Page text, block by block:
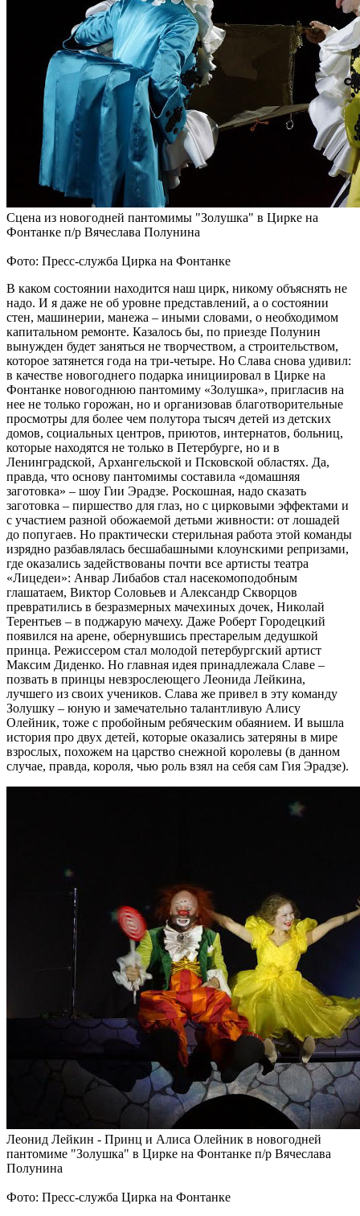
Сцена из новогодней пантомимы "Золушка" в Цирке на
Фонтанке п/р Вячеслава Полунина
Фото: Пресс-служба Цирка на Фонтанке
В каком состоянии находится наш цирк, никому объяснять не
надо. И я даже не об уровне представлений, а о состоянии
стен, машинерии, манежа – иными словами, о необходимом
капитальном ремонте. Казалось бы, по приезде Полунин
вынужден будет заняться не творчеством, а строительством,
которое затянется года на три-четыре. Но Слава снова удивил:
в качестве новогоднего подарка инициировал в Цирке на
Фонтанке новогоднюю пантомиму «Золушка», пригласив на
нее не только горожан, но и организовав благотворительные
просмотры для более чем полутора тысяч детей из детских
домов, социальных центров, приютов, интернатов, больниц,
которые находятся не только в Петербурге, но и в
Ленинградской, Архангельской и Псковской областях. Да,
правда, что основу пантомимы составила «домашняя
заготовка» – шоу Гии Эрадзе. Роскошная, надо сказать
заготовка – пиршество для глаз, но с цирковыми эффектами и
с участием разной обожаемой детьми живности: от лошадей
до попугаев. Но практически стерильная работа этой команды
изрядно разбавлялась бесшабашными клоунскими репризами,
где оказались задействованы почти все артисты театра
«Лицедеи»: Анвар Либабов стал насекомоподобным
глашатаем, Виктор Соловьев и Александр Скворцов
превратились в безразмерных мачехиных дочек, Николай
Терентьев – в поджарую мачеху. Даже Роберт Городецкий
появился на арене, обернувшись престарелым дедушкой
принца. Режиссером стал молодой петербургский артист
Максим Диденко. Но главная идея принадлежала Славе –
позвать в принцы невзрослеющего Леонида Лейкина,
лучшего из своих учеников. Слава же привел в эту команду
Золушку – юную и замечательно талантливую Алису
Олейник, тоже с пробойным ребяческим обаянием. И вышла
история про двух детей, которые оказались затеряны в мире
взрослых, похожем на царство снежной королевы (в данном
случае, правда, короля, чью роль взял на себя сам Гия Эрадзе).
Леонид Лейкин - Принц и Алиса Олейник в новогодней
пантомиме "Золушка" в Цирке на Фонтанке п/р Вячеслава
Полунина
Фото: Пресс-служба Цирка на Фонтанке